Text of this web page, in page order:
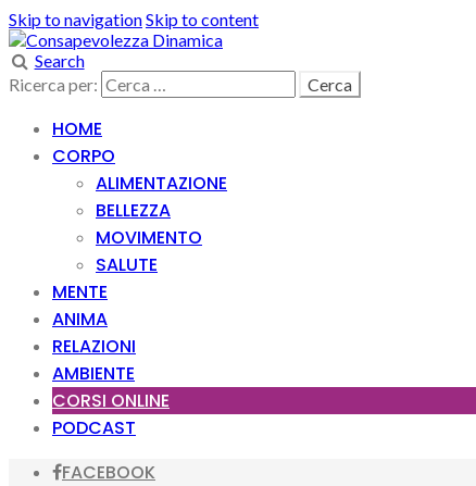
Skip to navigationSkip to content
Search
Ricerca per:
HOME
CORPO
ALIMENTAZIONE
BELLEZZA
MOVIMENTO
SALUTE
MENTE
ANIMA
RELAZIONI
AMBIENTE
CORSI ONLINE
PODCAST
FACEBOOK